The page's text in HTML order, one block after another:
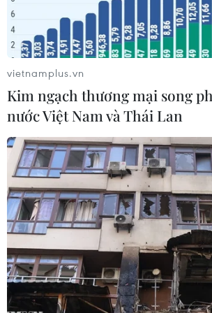
điều lệ của Ngân hàng thương
triển thành phố Hồ Chí Minh
hàng thương mại cổ phần Đông
và Ngân hàng thương mại cổ
Theo đó, HDBank được tăng
đoạn 1 năm 2011 từ 3.000 tỷ
đồng theo phương án tăng vốn
Đại hội đồng cổ đông HDBank
16/6/2011.
DongABank được tăng vốn điều
4.500 tỷ đồng lên 5.000 tỷ đồng
tăng vốn điều lệ đã được Đại
DongABank lần thứ 19
vietnamplus.vn
Kim ngạch thương mại song
nước Việt Nam và Thái Lan